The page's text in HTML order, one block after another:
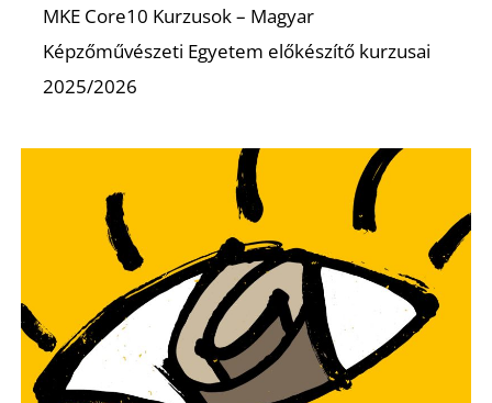
MKE Core10 Kurzusok – Magyar
Képzőművészeti Egyetem előkészítő kurzusai
2025/2026